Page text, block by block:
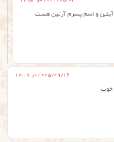
و اسم پسرم آرتین هست
2025/09/16 در 17:17
خوب